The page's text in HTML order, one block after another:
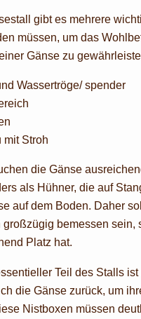
gibt es mehrere
müssen, um das
Gänse zu
Wassertröge/ spender
mit Stroh
die Gänse
als Hühner, die auf
auf dem Boden. Daher
großzügig bemessen sein,
Platz hat.
Teil des Stalls
die Gänse zurück, um
Nistboxen müssen